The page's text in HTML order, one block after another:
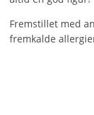
Fremstillet med
fremkalde